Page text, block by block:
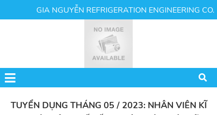
GIA NGUYỄN REFRIGERATION ENGINEERING
TUYỂN DỤNG THÁNG 05 / 2023: NHÂN VIÊN KĨ